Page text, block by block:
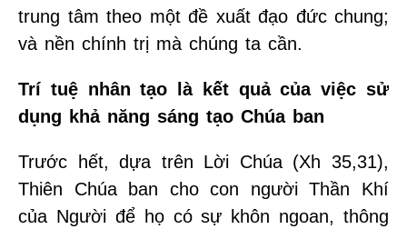
trung tâm theo một đề xuất đạo đức chung;
và nền chính trị mà chúng ta cần.
Trí tuệ nhân tạo là kết quả của việc sử
dụng khả năng sáng tạo Chúa ban
Trước hết, dựa trên Lời Chúa (Xh 35,31),
Thiên Chúa ban cho con người Thần Khí
của Người để họ có sự khôn ngoan, thông